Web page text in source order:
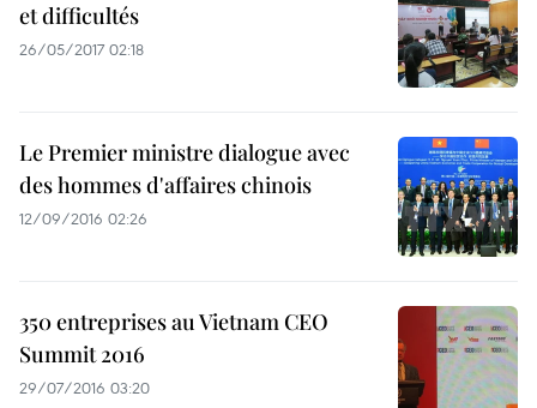
et difficultés
26/05/2017 02:18
Le Premier ministre dialogue avec
des hommes d'affaires chinois
12/09/2016 02:26
350 entreprises au Vietnam CEO
Summit 2016
29/07/2016 03:20